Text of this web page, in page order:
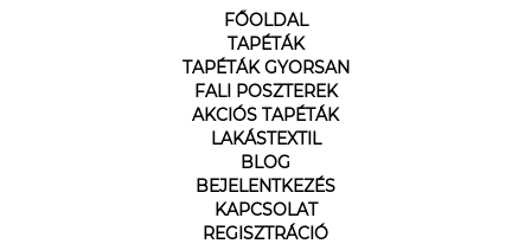
FŐOLDAL
TAPÉTÁK
TAPÉTÁK GYORSAN
FALI POSZTEREK
AKCIÓS TAPÉTÁK
LAKÁSTEXTIL
BLOG
BEJELENTKEZÉS
KAPCSOLAT
REGISZTRÁCIÓ